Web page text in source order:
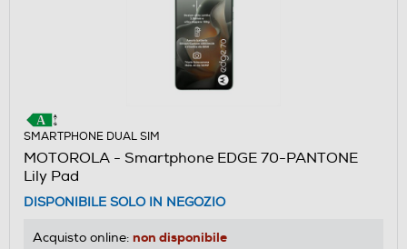
SMARTPHONE DUAL SIM
MOTOROLA - Smartphone EDGE 70-PANTONE
Lily Pad
DISPONIBILE SOLO IN NEGOZIO
Acquisto online: non disponibile